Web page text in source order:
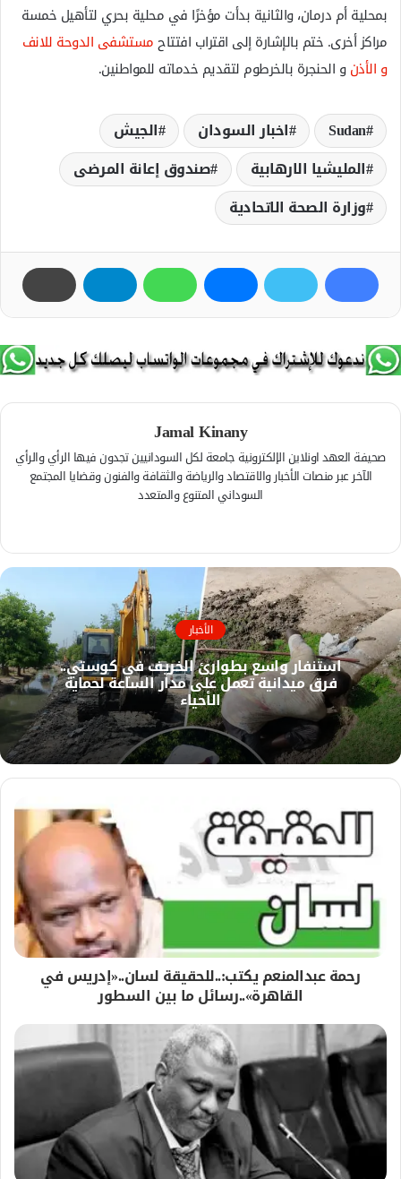
بمحلية أم درمان، والثانية بدأت مؤخرًا في محلية بحري لتأهيل خمسة
مراكز أخرى. ختم بالإشارة إلى اقتراب افتتاحمستشفى الدوحة للانف
و الأذنو الحنجرة بالخرطوم لتقديم خدماته للمواطنين.
Sudan اخبار السودان
الجيش
المليشيا الارھابية
صندوق إعانة المرضى
وزارة الصحة الاتحادية
Jamal Kinany
صحيفة العهد اونلاين الإلكترونية جامعة لكل السودانيين تجدون فيها الرأي والرأي
الآخر عبر منصات الأخبار والاقتصاد والرياضة والثقافة والفنون وقضايا المجتمع
السوداني المتنوع والمتعدد
م
و
ق
ع
ا
ل
و
ي
ب
س
و
ك الأخبار
استنفار واسع بطوارئ الخريف في كوستي..
فرق ميدانية تعمل على مدار الساعة لحماية
الأحياء
رحمة عبدالمنعم يكتب:..للحقيقة لسان..«إدريس في
القاهرة»..رسائل ما بين السطور